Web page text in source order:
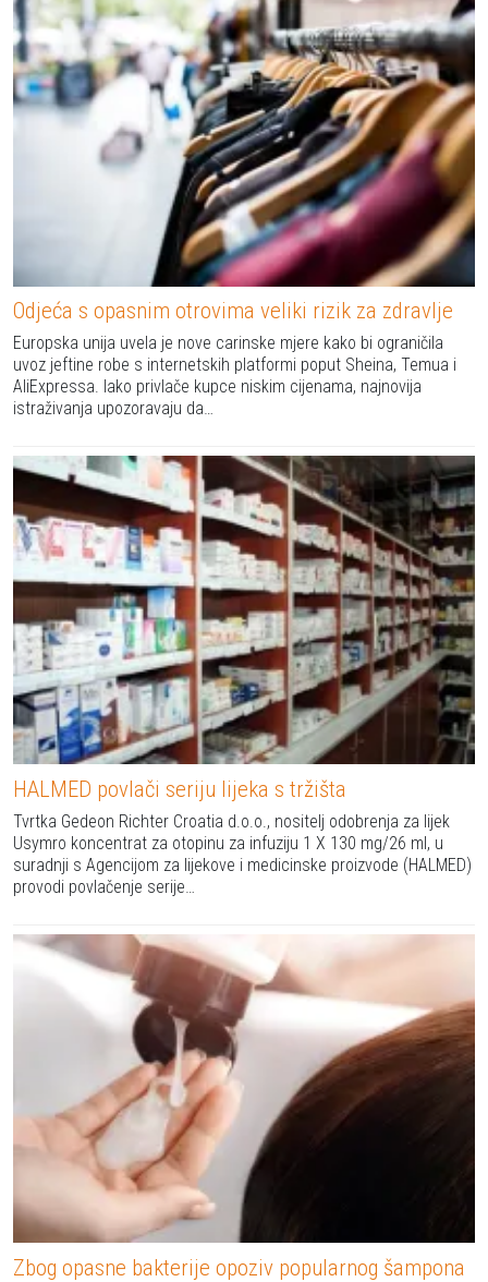
Odjeća s opasnim otrovima veliki rizik za zdravlje
Europska unija uvela je nove carinske mjere kako bi ograničila
uvoz jeftine robe s internetskih platformi poput Sheina, Temua i
AliExpressa. Iako privlače kupce niskim cijenama, najnovija
istraživanja upozoravaju da…
HALMED povlači seriju lijeka s tržišta
Tvrtka Gedeon Richter Croatia d.o.o., nositelj odobrenja za lijek
Usymro koncentrat za otopinu za infuziju 1 X 130 mg/26 ml, u
suradnji s Agencijom za lijekove i medicinske proizvode (HALMED)
provodi povlačenje serije…
Zbog opasne bakterije opoziv popularnog šampona